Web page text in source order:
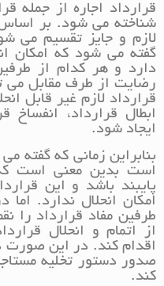
قرارداد اجاره از جمله
شناخته می شود. بر اساس
لازم و جایز تقسیم می
گفته می شود که امکان
دارد و هر کدام از
رضایت از طرف مقابل می
قرارداد لازم غیر قابل
ابطال قرارداد، انفساخ
ایجاد شود.
بنابراین زمانی که گفته
است بدین معنی است
پایبند باشد و این
امکان انحلال ندارد.
طرفین مفاد قرارداد را
از اتمام و انحلال
اقدام کند. در این صورت
صدور دستور تخلیه
کند.